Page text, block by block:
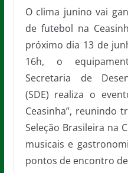
O clima junino vai
de futebol na
próximo dia 13 de
16h, o
Secretaria de
(SDE) realiza o
Ceasinha”, reunindo
Seleção Brasileira na
musicais e
pontos de encontro